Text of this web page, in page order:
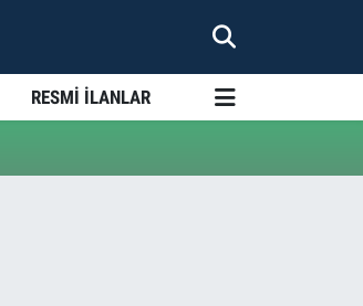
RESMİ İLANLAR